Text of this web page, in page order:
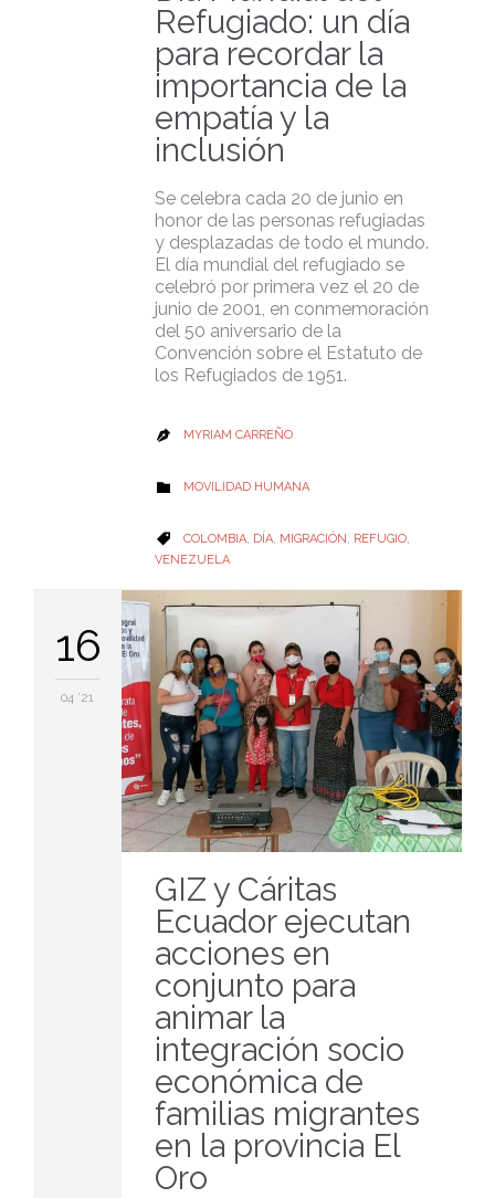
Refugiado: un día
para recordar la
importancia de la
empatía y la
inclusión
Se celebra cada 20 de junio en
honor de las personas refugiadas
y desplazadas de todo el mundo.
El día mundial del refugiado se
celebró por primera vez el 20 de
junio de 2001, en conmemoración
del 50 aniversario de la
Convención sobre el Estatuto de
los Refugiados de 1951.
 MYRIAM CARREÑO
 CATEGORY
MOVILIDAD HUMANA
 CATEGORY
COLOMBIA, DÍA, MIGRACIÓN , REFUGIO,
VENEZUELA
16
04 '21
GIZ y Cáritas
Ecuador ejecutan
acciones en
conjunto para
animar la
integración socio
económica de
familias migrantes
en la provincia El
Oro